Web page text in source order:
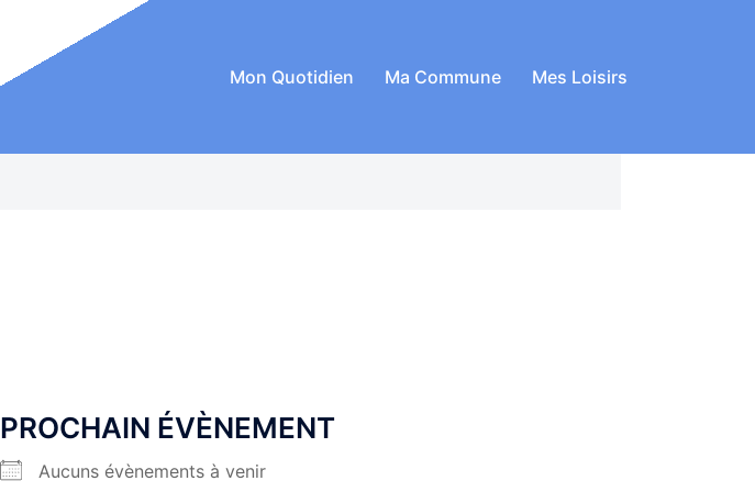
Mon Quotidien Ma Commune Mes Loisirs
PROCHAIN ÉVÈNEMENT
Aucuns évènements à venir